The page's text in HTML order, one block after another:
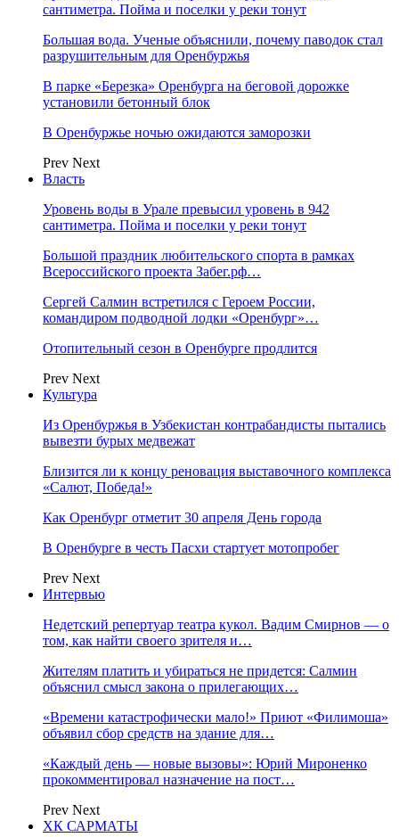
сантиметра. Пойма и поселки у реки тонут
Большая вода. Ученые объяснили, почему паводок стал
разрушительным для Оренбуржья
В парке «Березка» Оренбурга на беговой дорожке
установили бетонный блок
В Оренбуржье ночью ожидаются заморозки
Prev Next
Власть
Уровень воды в Урале превысил уровень в 942
сантиметра. Пойма и поселки у реки тонут
Большой праздник любительского спорта в рамках
Всероссийского проекта Забег.рф…
Сергей Салмин встретился с Героем России,
командиром подводной лодки «Оренбург»…
Отопительный сезон в Оренбурге продлится
Prev Next
Культура
Из Оренбуржья в Узбекистан контрабандисты пытались
вывезти бурых медвежат
Близится ли к концу реновация выставочного комплекса
«Салют, Победа!»
Как Оренбург отметит 30 апреля День города
В Оренбурге в честь Пасхи стартует мотопробег
Prev Next
Интервью
Недетский репертуар театра кукол. Вадим Смирнов — о
том, как найти своего зрителя и…
Жителям платить и убираться не придется: Салмин
объяснил смысл закона о прилегающих…
«Времени катастрофически мало!» Приют «Филимоша»
объявил сбор средств на здание для…
«Каждый день — новые вызовы»: Юрий Мироненко
прокомментировал назначение на пост…
Prev Next
ХК САРМАТЫ